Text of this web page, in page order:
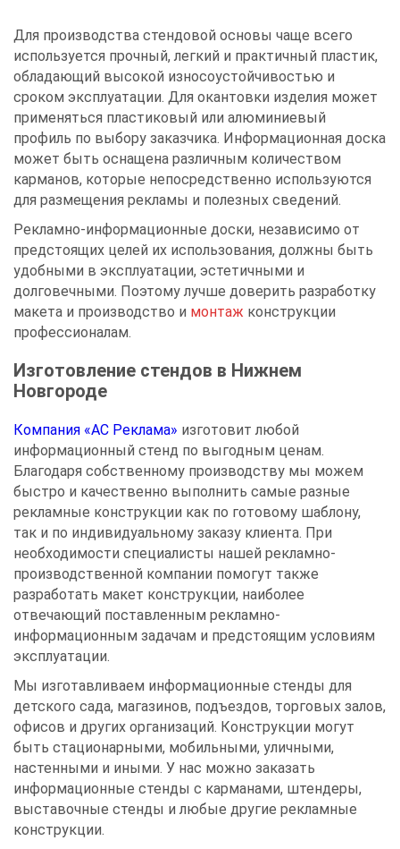
Для производства стендовой основы чаще всего
используется прочный, легкий и практичный пластик,
обладающий высокой износоустойчивостью и
сроком эксплуатации. Для окантовки изделия может
применяться пластиковый или алюминиевый
профиль по выбору заказчика. Информационная доска
может быть оснащена различным количеством
карманов, которые непосредственно используются
для размещения рекламы и полезных сведений.
Рекламно-информационные доски, независимо от
предстоящих целей их использования, должны быть
удобными в эксплуатации, эстетичными и
долговечными. Поэтому лучше доверить разработку
макета и производство и монтаж конструкции
профессионалам.
Изготовление стендов в Нижнем
Новгороде
Компания «АС Реклама» изготовит любой
информационный стенд по выгодным ценам.
Благодаря собственному производству мы можем
быстро и качественно выполнить самые разные
рекламные конструкции как по готовому шаблону,
так и по индивидуальному заказу клиента. При
необходимости специалисты нашей рекламно-
производственной компании помогут также
разработать макет конструкции, наиболее
отвечающий поставленным рекламно-
информационным задачам и предстоящим условиям
эксплуатации.
Мы изготавливаем информационные стенды для
детского сада, магазинов, подъездов, торговых залов,
офисов и других организаций. Конструкции могут
быть стационарными, мобильными, уличными,
настенными и иными. У нас можно заказать
информационные стенды с карманами, штендеры,
выставочные стенды и любые другие рекламные
конструкции.